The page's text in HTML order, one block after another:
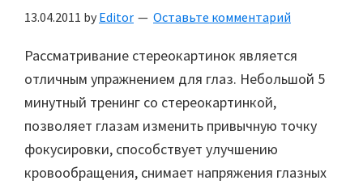
13.04.2011 by Editor Оставьте комментарий
Рассматривание стереокартинок является
отличным упражнением для глаз. Небольшой 5
минутный тренинг со стереокартинкой,
позволяет глазам изменить привычную точку
фокусировки, способствует улучшению
кровообращения, снимает напряжения глазных